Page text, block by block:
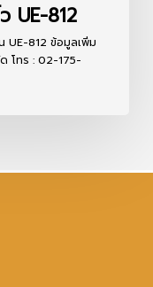
UE-812
UE-812 ข้อมูลเพิ่ม
โทร : 02-175-